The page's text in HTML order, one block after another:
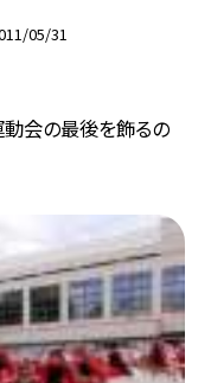
05/31
会の最後を飾るの